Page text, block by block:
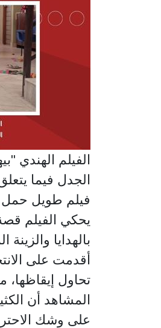
الجدل فيما
فيلم طويل حمل
يحكي الفيلم
بالهدايا
أقدمت على
تحاول
المشاهد أن
على وشك